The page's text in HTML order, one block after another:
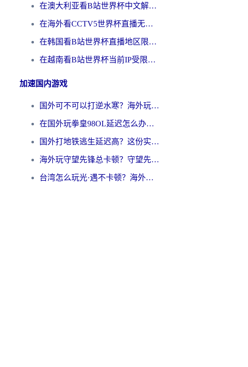
在澳大利亚看B站世界杯中文解说仅限中国大陆？这篇指南帮你打破限制看遍赛事
在海外看CCTV5世界杯直播无法播放？这篇指南让你和国内球迷同步呐喊
在韩国看B站世界杯直播地区限制？这篇指南让你告别“当前地区不可播放”
在越南看B站世界杯当前IP受限制？海外党体育观赛终极指南来了
加速国内游戏
国外可不可以打逆水寒？海外玩家国服畅玩终极指南（附漫威荒野乱斗加速方案）
在国外玩拳皇98OL延迟怎么办？海外党亲测有效的低延迟指南
国外打地铁逃生延迟高？这份实测有效的低延迟指南帮你吃鸡
海外玩守望先锋总卡顿？守望先锋游戏加速器在哪里买&避坑指南（附欧洲非洲游戏实测）
台湾怎么玩光·遇不卡顿？海外党国服游戏加速终极攻略（附实测体验）